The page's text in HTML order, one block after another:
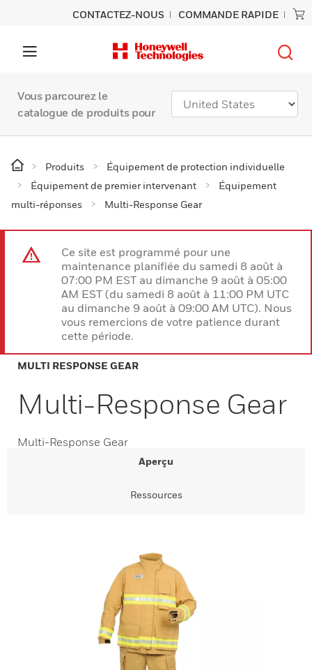
CONTACTEZ-NOUS COMMANDE RAPIDE
Vous parcourez le
catalogue de produits pour
Produits
Équipement de protection individuelle
Équipement de premier intervenant
Équipement
multi-réponses
Multi-Response Gear
Ce site est programmé pour une
maintenance planifiée du samedi 8 août à
07:00 PM EST au dimanche 9 août à 05:00
AM EST (du samedi 8 août à 11:00 PM UTC
au dimanche 9 août à 09:00 AM UTC). Nous
vous remercions de votre patience durant
cette période.
MULTI RESPONSE GEAR
Multi-Response Gear
Multi-Response Gear
Aperçu
Ressources